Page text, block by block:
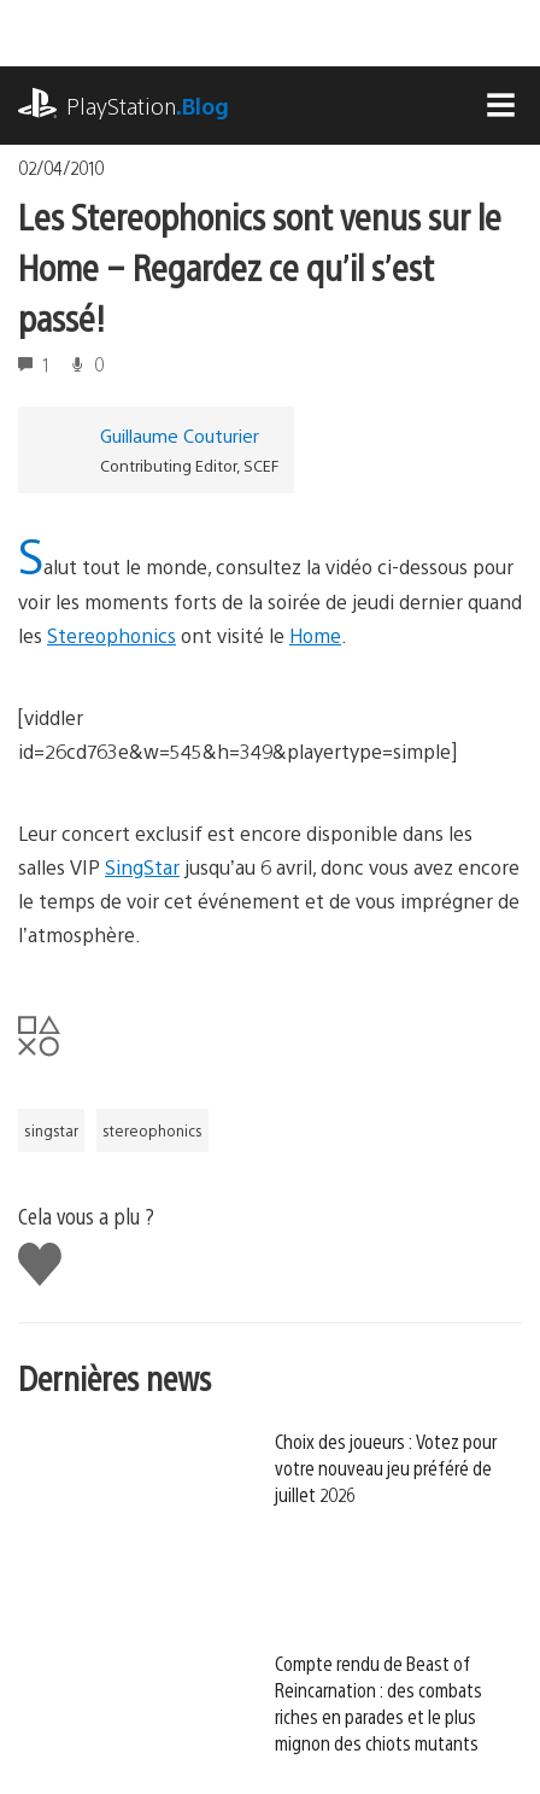
contenu
PlayStation.Blog
02/04/2010
Les Stereophonics sont venus sur le
Home – Regardez ce qu’il s’est
passé!
1 0
Guillaume Couturier
Contributing Editor, SCEF
Salut tout le monde, consultez la vidéo ci-dessous pour
voir les moments forts de la soirée de jeudi dernier quand
les Stereophonics ont visité le Home
[viddler
id=26cd763e&w=545&h=349&playertype=simple]
Leur concert exclusif est encore disponible dans les
salles VIP SingStar jusqu’au 6 avril, donc vous avez encore
le temps de voir cet événement et de vous imprégner de
l’atmosphère.
singstar stereophonics
Cela vous a plu ?
J'aime
Dernières news
Choix des joueurs : Votez pour
votre nouveau jeu préféré de
juillet 2026
Compte rendu de Beast of
Reincarnation : des combats
riches en parades et le plus
mignon des chiots mutants